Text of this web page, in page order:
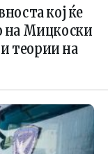
кој ќе
на Мицкоски
теории на